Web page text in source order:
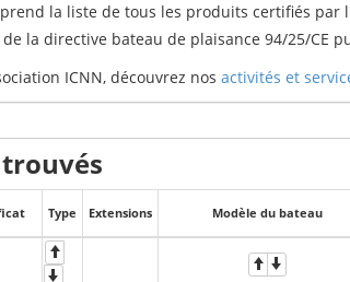
la liste de tous les produits certifiés
la directive bateau de plaisance 94/25/CE
ICNN, découvrez nos activités et
Type Extensions Modèle du bateau